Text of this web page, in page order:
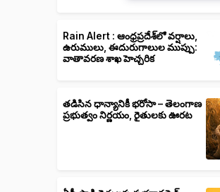
Rain Alert : ఆంధ్రప్రదేశ్‌లో వర్షాలు,
ఉరుములు, ఈదురుగాలుల ముప్పు:
వాతావరణ శాఖ హెచ్చరిక
తడిసిన ధాన్యానికీ భరోసా – తెలంగాణ
ప్రభుత్వం నిర్ణయం, రైతులకు ఊరట